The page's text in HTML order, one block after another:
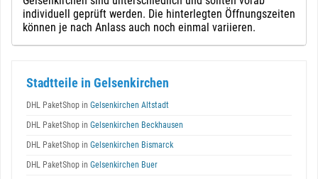
individuell geprüft werden. Die hinterlegten Öffnungszeiten
können je nach Anlass auch noch einmal variieren.
Stadtteile in Gelsenkirchen
DHL PaketShop in Gelsenkirchen Altstadt
DHL PaketShop in Gelsenkirchen Beckhausen
DHL PaketShop in Gelsenkirchen Bismarck
DHL PaketShop in Gelsenkirchen Buer